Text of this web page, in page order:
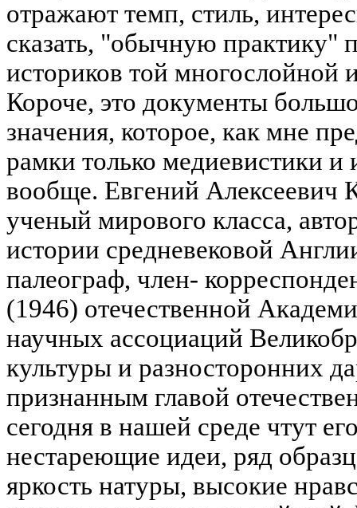
отражают темп, стиль,
сказать, "обычную практику"
историков той многослойной
Короче, это документы
значения, которое, как мне
рамки только медиевистики и
вообще. Евгений Алексеевич
ученый мирового класса,
истории средневековой
палеограф, член-
(1946) отечественной
научных ассоциаций
культуры и разносторонних
признанным главой
сегодня в нашей среде чтут
нестареющие идеи, ряд
яркость натуры, высокие